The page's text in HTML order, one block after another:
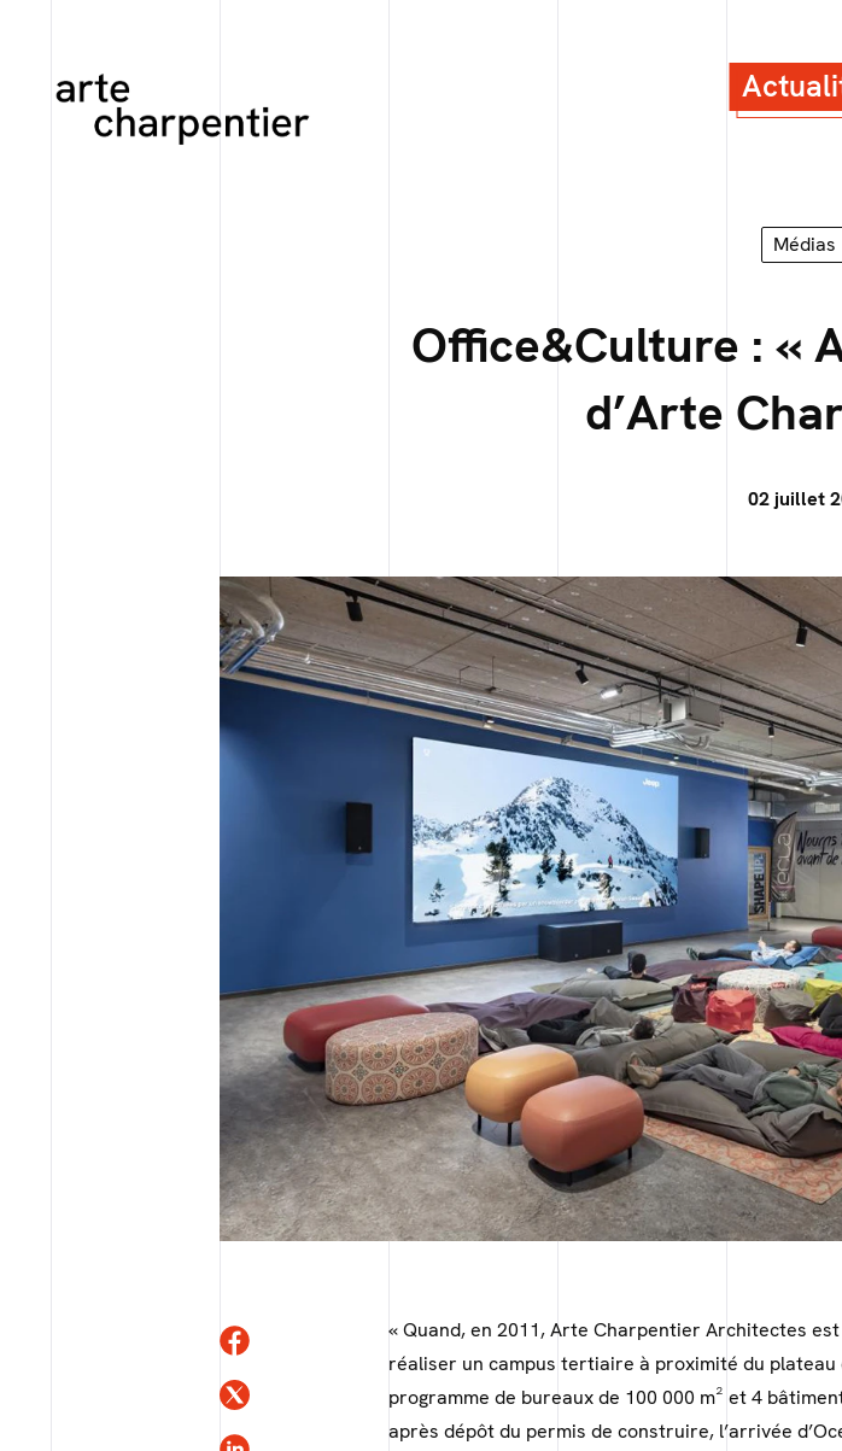
Médias
Office&Culture : «
d’Arte
02 juillet
« Quand, en 2011, Arte Charpentier Architectes
réaliser un campus tertiaire à proximité du plateau
programme de bureaux de 100 000 m² et 4
après dépôt du permis de construire, l’arrivée